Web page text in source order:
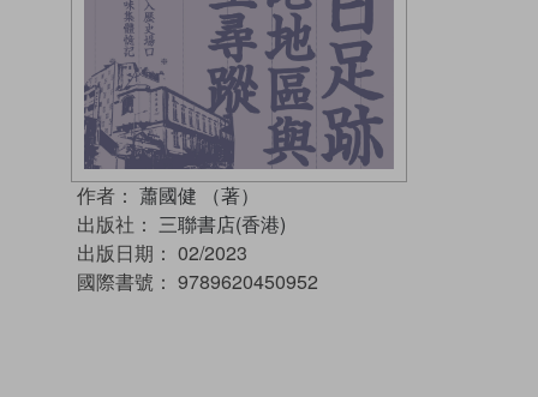
作者： 蕭國健 （著）
出版社： 三聯書店(香港)
出版日期： 02/2023
國際書號： 9789620450952